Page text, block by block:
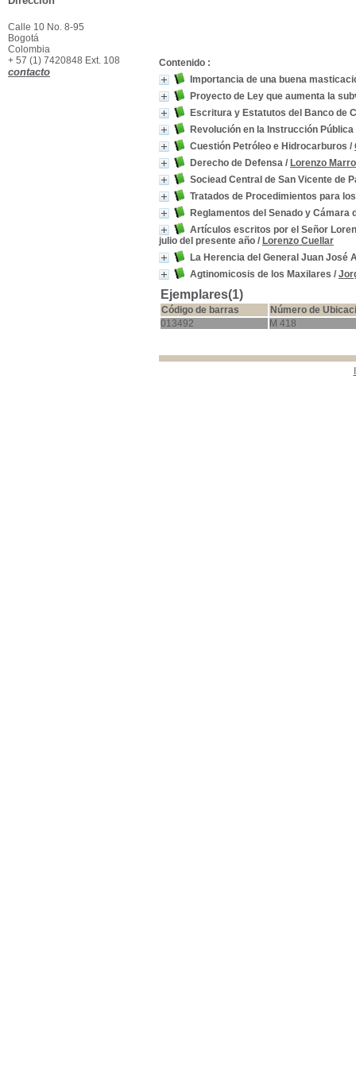
Contenido :
Importancia de una buena
Proyecto de Ley que aumenta la
Escritura y Estatutos del Banco de
Revolución en la Instrucción
Cuestión Petróleo e Hidrocarburos /
Derecho de Defensa / Lorenzo
Sociead Central de San Vicente de
Tratados de Procedimientos para
Reglamentos del Senado y Cámara
Artículos escritos por el Señor
julio del presente año / Lorenzo Cuellar
La Herencia del General Juan
Agtinomicosis de los Maxilares /
Ejemplares(1)
Código de barras
Número de
013492
M 418
Calle 10 No. 8-95
Bogotá
Colombia
+ 57 (1) 7420848 Ext. 108
contacto